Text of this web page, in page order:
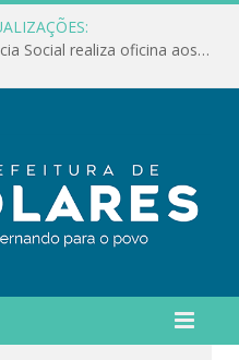
Conselho Municipal de Assistência Social realiza oficina aos servidores